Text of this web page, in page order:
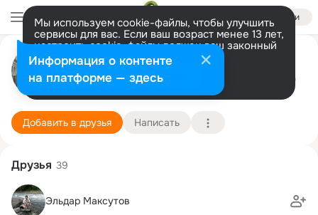
Войти
Мы используем cookie-файлы, чтобы улучшить
сервисы для вас. Если ваш возраст менее 13 лет,
настроить cookie-файлы должен ваш законный
представитель. Больше информации
Разрешить все Настроить
Андрей Габерман
Schweinfurt.(Екатеринбург)31 октября (49 лет)
6 школа
Подробнее
Добавить в друзья Написать
Друзья 39
Эльдар Максутов
Информация о контенте
на платформе — здесь